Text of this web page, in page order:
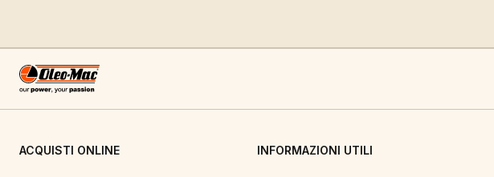
ACQUISTI ONLINE INFORMAZIONI UTILI